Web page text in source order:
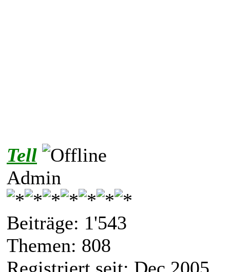
Tell
Admin
Beiträge: 1'543
Themen: 808